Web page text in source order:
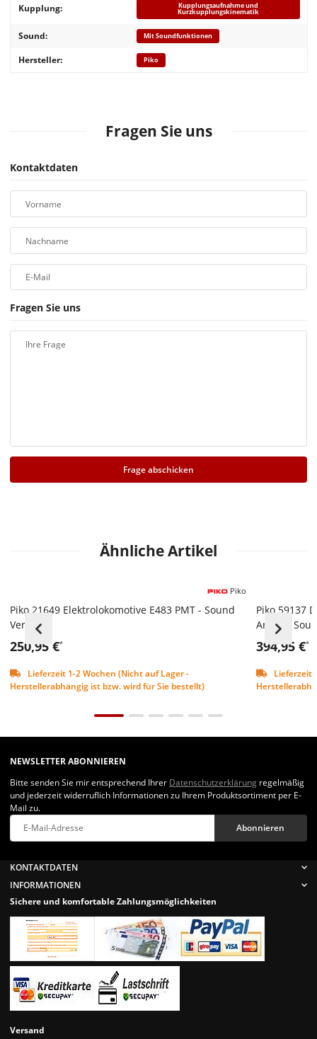
Kupplung: Kupplungsaufnahme und
Kurzkupplungskinematik
Sound: Mit Soundfunktionen
Hersteller: Piko
Fragen Sie uns
Kontaktdaten
Vorname
Nachname
E-Mail
Fragen Sie uns
Ihre Frage
Frage abschicken
Ähnliche Artikel
Piko 21649 Elektrolokomotive E483 PMT - Sound
Version
250,95 €*
Lieferzeit 1-2 Wochen (Nicht auf Lager -
Herstellerabhängig ist bzw. wird für Sie bestellt)
Piko
Piko 59137
Arriva -
394,95 €*
Lieferzeit
KONTAKTDATEN
INFORMATIONEN
Sichere und komfortable Zahlungsmöglichkeiten
Versand
NEWSLETTER ABONNIEREN
Bitte senden Sie mir entsprechend Ihrer Datenschutzerklärung regelmäßig
und jederzeit widerruflich Informationen zu Ihrem Produktsortiment per E-
Mail zu.
Abonnieren